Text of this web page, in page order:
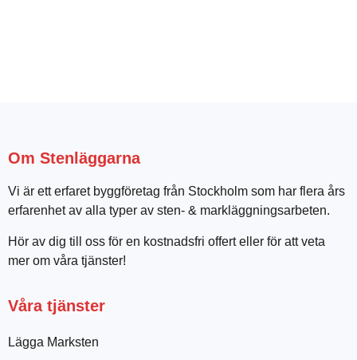
Om Stenläggarna
Vi är ett erfaret byggföretag från Stockholm som har flera års
erfarenhet av alla typer av sten- & markläggningsarbeten.
Hör av dig till oss för en kostnadsfri offert eller för att veta
mer om våra tjänster!
Våra tjänster
Lägga Marksten